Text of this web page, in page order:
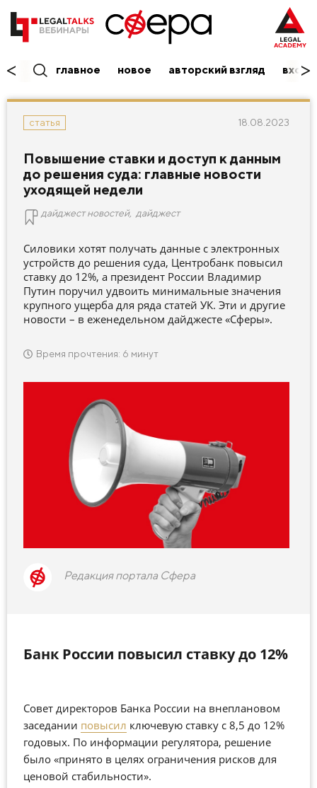
главное новое авторский взгляд вход/
статья 18.08.2023
Повышение ставки и доступ к данным
до решения суда: главные новости
уходящей недели
дайджест новостей, дайджест
Силовики хотят получать данные с электронных
устройств до решения суда, Центробанк повысил
ставку до 12%, а президент России Владимир
Путин поручил удвоить минимальные значения
крупного ущерба для ряда статей УК. Эти и другие
новости – в еженедельном дайджесте «Сферы».
Время прочтения: 6 минут
Редакция портала Сфера
Банк России повысил ставку до 12%
Совет директоров Банка России на внеплановом
заседании повысил ключевую ставку с 8,5 до 12%
годовых. По информации регулятора, решение
было «принято в целях ограничения рисков для
ценовой стабильности».